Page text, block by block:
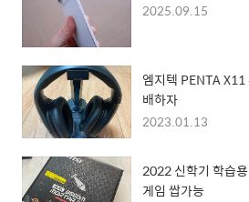
2025.09.15
엠지텍 PENTA
배하자
2023.01.13
2022 신학기 학습
게임 쌉가능